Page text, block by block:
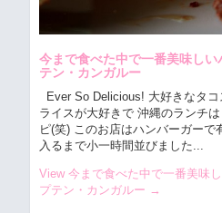
今まで食べた中で一番美味し
テン・カンガルー
Ever So Delicious! 大好きなタ
ライスが大好きで 沖縄のランチ
ピ(笑) このお店はハンバーガー
入るまで小一時間並びました...
View 今まで食べた中で一番美味
プテン・カンガルー →